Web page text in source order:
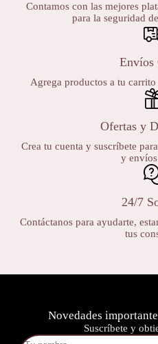
Contamos con las mejores
para la seguridad
Envíos
Agrega productos a tu
Ofertas y
Crea tu cuenta y suscríbete
y
24/7
Contáctanos para ayudarte,
tus
Novedades
Suscríbete y